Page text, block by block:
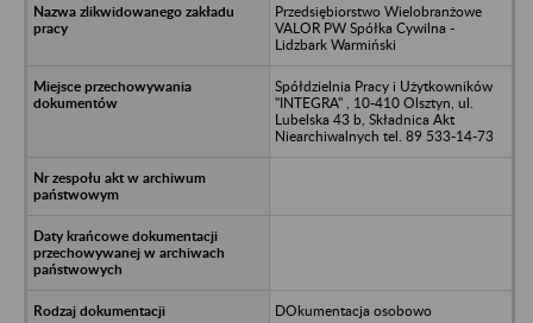
Przedsiębiorstwo Wielobranżowe
VALOR PW Spółka Cywilna -
Lidzbark Warmiński
Spółdzielnia Pracy i Użytkowników
"INTEGRA" , 10-410 Olsztyn, ul.
Lubelska 43 b, Składnica Akt
Niearchiwalnych tel. 89 533-14-73
DOkumentacja osobowo